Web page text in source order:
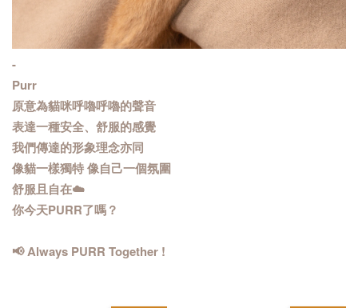
-
Purr
原意為貓咪呼嚕呼嚕的聲音
表達一種安全、舒服的感覺
我們傳達的形象理念亦同
像貓一樣獨特 像自己一個氛圍
舒服且自在☁️
你今天PURR了嗎？
📢 Always PURR Together !